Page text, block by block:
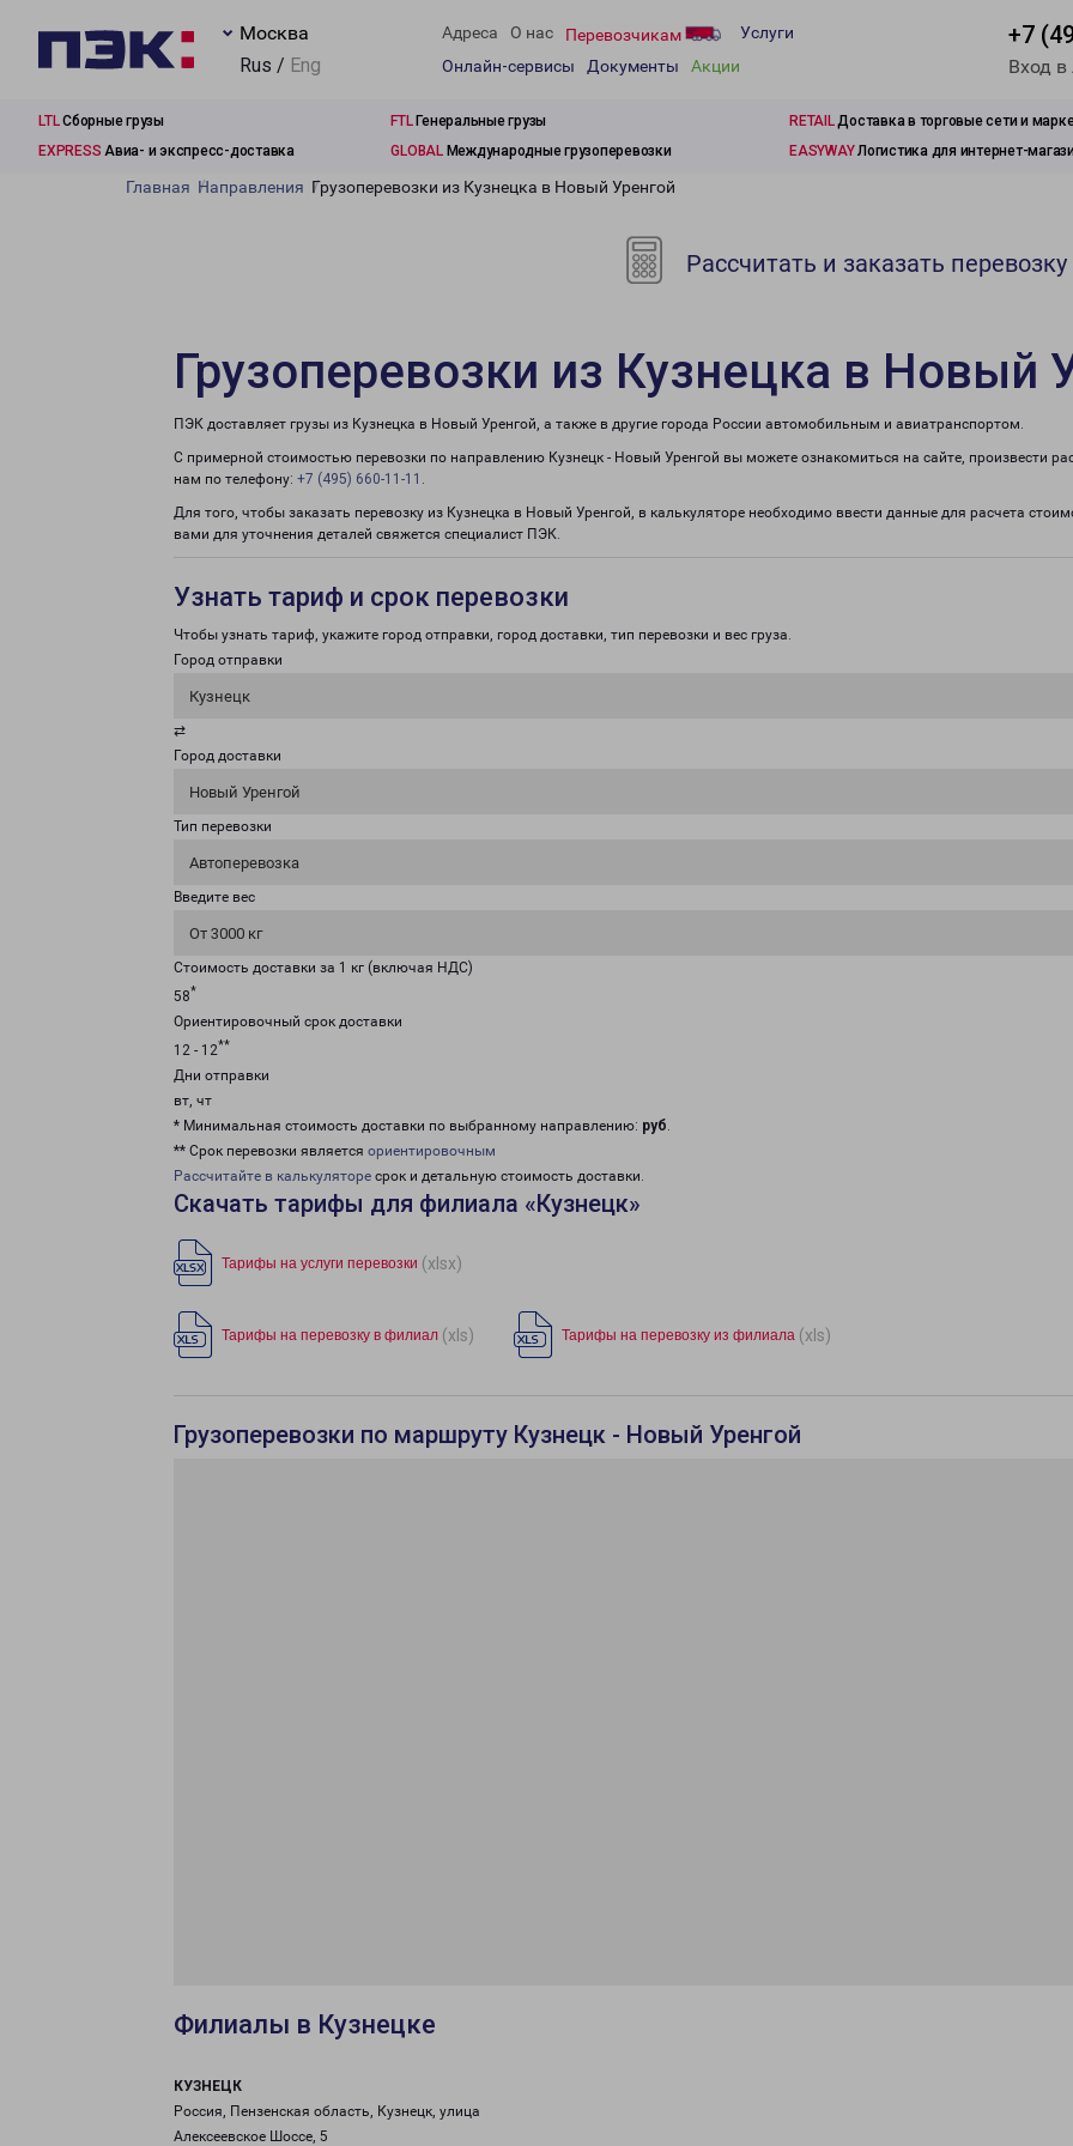
Москва
Rus / Eng
Адреса О нас Перевозчикам
Услуги
Онлайн-сервисы
Документы Акции
+7
Вход
LTLСборные грузы FTLГенеральные грузы RETAILДоставка в торговые сети и
EXPRESS Авиа- и экспресс-доставка GLOBALМеждународные грузоперевозки EASYWAYЛогистика для интернет-
Главная Направления Грузоперевозки из Кузнецка в Новый Уренгой
Рассчитать и заказать перевозку
Грузоперевозки из Кузнецка в Новый
ПЭК доставляет грузы из Кузнецка в Новый Уренгой, а также в другие города России автомобильным и авиатранспортом.
С примерной стоимостью перевозки по направлению Кузнецк - Новый Уренгой вы можете ознакомиться на сайте, произвести
нам по телефону: +7 (495) 660-11-11 .
Для того, чтобы заказать перевозку из Кузнецка в Новый Уренгой, в калькуляторе необходимо ввести данные для расчета
вами для уточнения деталей свяжется специалист ПЭК.
Узнать тариф и срок перевозки
Чтобы узнать тариф, укажите город отправки, город доставки, тип перевозки и вес груза.
Город отправки
Кузнецк
⇄
Город доставки
Новый Уренгой
Тип перевозки
Автоперевозка
Введите вес
От 3000 кг
Стоимость доставки за 1 кг (включая НДС)
58*
Ориентировочный срок доставки
12 - 12**
Дни отправки
вт, чт
* Минимальная стоимость доставки по выбранному направлению: руб.
** Срок перевозки является ориентировочным
Рассчитайте в калькуляторе срок и детальную стоимость доставки.
Скачать тарифы для филиала «Кузнецк»
Тарифы на услуги перевозки (xlsx)
Тарифы на перевозку в филиал (xls) Тарифы на перевозку из филиала (xls)
Грузоперевозки по маршруту Кузнецк - Новый Уренгой
Филиалы в Кузнецке
КУЗНЕЦК
Россия, Пензенская область, Кузнецк, улица
Алексеевское Шоссе, 5